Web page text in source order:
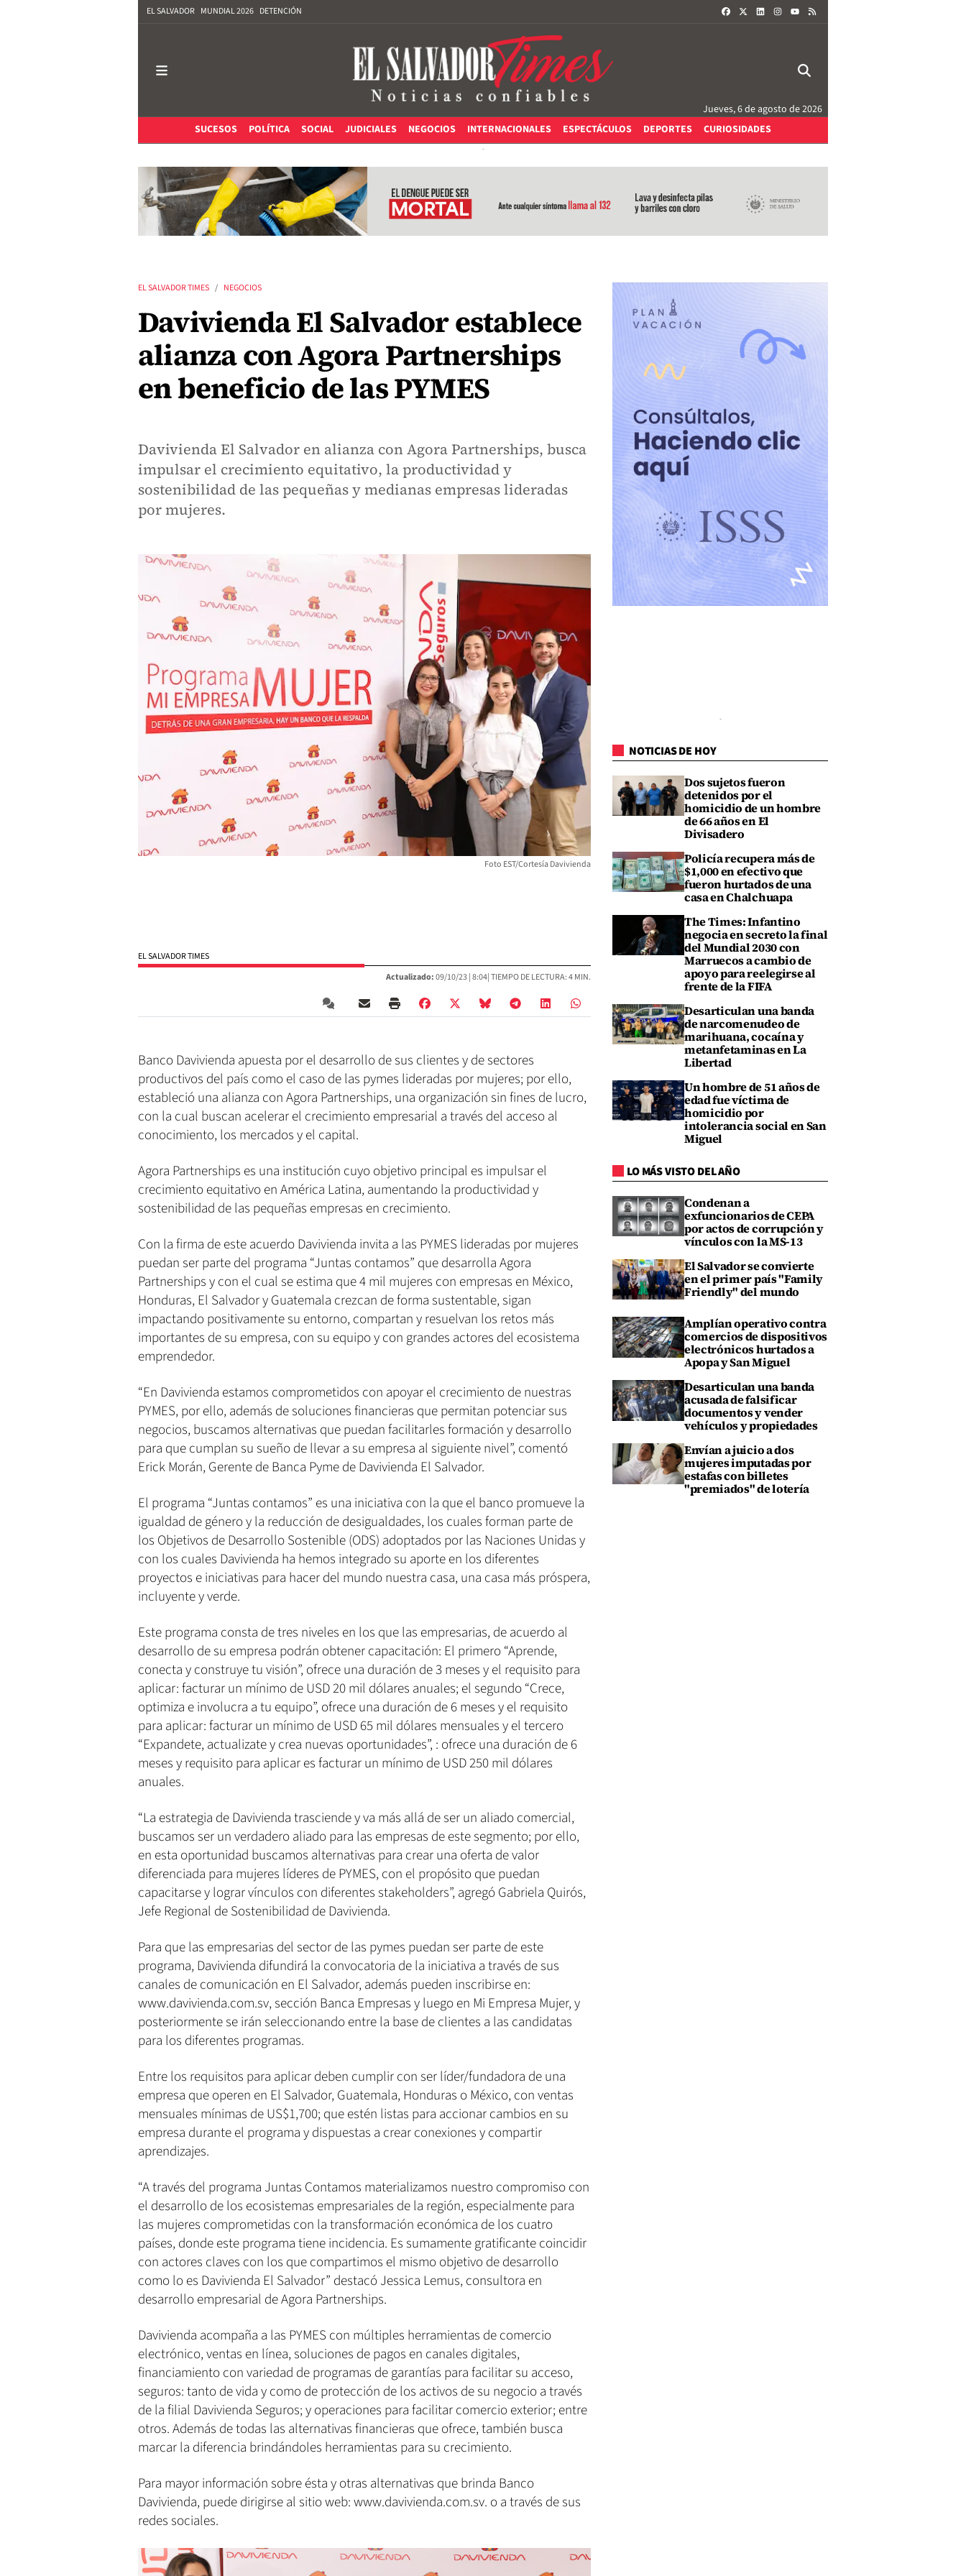
EL SALVADOR MUNDIAL 2026 DETENCIÓN FACEBOOKLINKEDININSTAGRAM
Jueves, 6 de agosto de 2026
SUCESOS
POLÍTICA SOCIAL JUDICIALES NEGOCIOS INTERNACIONALES ESPECTÁCULOS DEPORTES CURIOSIDADES
EL SALVADOR TIMES NEGOCIOS
Davivienda El Salvador establece
alianza con Agora Partnerships
en beneficio de las PYMES
Davivienda El Salvador en alianza con Agora Partnerships, busca
impulsar el crecimiento equitativo, la productividad y
sostenibilidad de las pequeñas y medianas empresas lideradas
por mujeres.
Foto EST/Cortesía Davivienda
EL SALVADOR TIMES
Actualizado:09/10/23 |8:04| TIEMPO DE LECTURA: 4 MIN.
Banco Davivienda apuesta por el desarrollo de sus clientes y de sectores
productivos del país como el caso de las pymes lideradas por mujeres; por ello,
estableció una alianza con Agora Partnerships, una organización sin fines de lucro,
con la cual buscan acelerar el crecimiento empresarial a través del acceso al
conocimiento, los mercados y el capital.
Agora Partnerships es una institución cuyo objetivo principal es impulsar el
crecimiento equitativo en América Latina, aumentando la productividad y
sostenibilidad de las pequeñas empresas en crecimiento.
Con la firma de este acuerdo Davivienda invita a las PYMES lideradas por mujeres
puedan ser parte del programa “Juntas contamos” que desarrolla Agora
Partnerships y con el cual se estima que 4 mil mujeres con empresas en México,
Honduras, El Salvador y Guatemala crezcan de forma sustentable, sigan
impactando positivamente su entorno, compartan y resuelvan los retos más
importantes de su empresa, con su equipo y con grandes actores del ecosistema
emprendedor.
“En Davivienda estamos comprometidos con apoyar el crecimiento de nuestras
PYMES, por ello, además de soluciones financieras que permitan potenciar sus
negocios, buscamos alternativas que puedan facilitarles formación y desarrollo
para que cumplan su sueño de llevar a su empresa al siguiente nivel”, comentó
Erick Morán, Gerente de Banca Pyme de Davivienda El Salvador.
El programa “Juntas contamos” es una iniciativa con la que el banco promueve la
igualdad de género y la reducción de desigualdades, los cuales forman parte de
los Objetivos de Desarrollo Sostenible (ODS) adoptados por las Naciones Unidas y
con los cuales Davivienda ha hemos integrado su aporte en los diferentes
proyectos e iniciativas para hacer del mundo nuestra casa, una casa más próspera,
incluyente y verde.
Este programa consta de tres niveles en los que las empresarias, de acuerdo al
desarrollo de su empresa podrán obtener capacitación: El primero “Aprende,
conecta y construye tu visión”, ofrece una duración de 3 meses y el requisito para
aplicar: facturar un mínimo de USD 20 mil dólares anuales; el segundo “Crece,
optimiza e involucra a tu equipo”, ofrece una duración de 6 meses y el requisito
para aplicar: facturar un mínimo de USD 65 mil dólares mensuales y el tercero
“Expandete, actualizate y crea nuevas oportunidades”, : ofrece una duración de 6
meses y requisito para aplicar es facturar un mínimo de USD 250 mil dólares
anuales.
“La estrategia de Davivienda trasciende y va más allá de ser un aliado comercial,
buscamos ser un verdadero aliado para las empresas de este segmento; por ello,
en esta oportunidad buscamos alternativas para crear una oferta de valor
diferenciada para mujeres líderes de PYMES, con el propósito que puedan
capacitarse y lograr vínculos con diferentes stakeholders”, agregó Gabriela Quirós,
Jefe Regional de Sostenibilidad de Davivienda.
Para que las empresarias del sector de las pymes puedan ser parte de este
programa, Davivienda difundirá la convocatoria de la iniciativa a través de sus
canales de comunicación en El Salvador, además pueden inscribirse en:
www.davivienda.com.sv, sección Banca Empresas y luego en Mi Empresa Mujer, y
posteriormente se irán seleccionando entre la base de clientes a las candidatas
para los diferentes programas.
Entre los requisitos para aplicar deben cumplir con ser líder/fundadora de una
empresa que operen en El Salvador, Guatemala, Honduras o México, con ventas
mensuales mínimas de US$1,700; que estén listas para accionar cambios en su
empresa durante el programa y dispuestas a crear conexiones y compartir
aprendizajes.
“A través del programa Juntas Contamos materializamos nuestro compromiso con
el desarrollo de los ecosistemas empresariales de la región, especialmente para
las mujeres comprometidas con la transformación económica de los cuatro
países, donde este programa tiene incidencia. Es sumamente gratificante coincidir
con actores claves con los que compartimos el mismo objetivo de desarrollo
como lo es Davivienda El Salvador” destacó Jessica Lemus, consultora en
desarrollo empresarial de Agora Partnerships.
Davivienda acompaña a las PYMES con múltiples herramientas de comercio
electrónico, ventas en línea, soluciones de pagos en canales digitales,
financiamiento con variedad de programas de garantías para facilitar su acceso,
seguros: tanto de vida y como de protección de los activos de su negocio a través
de la filial Davivienda Seguros; y operaciones para facilitar comercio exterior; entre
otros. Además de todas las alternativas financieras que ofrece, también busca
marcar la diferencia brindándoles herramientas para su crecimiento.
Para mayor información sobre ésta y otras alternativas que brinda Banco
Davivienda, puede dirigirse al sitio web: www.davivienda.com.sv. o a través de sus
redes sociales.
NOTICIAS DE HOY
Dos sujetos fueron
detenidos por el
homicidio de un hombre
de 66 años en El
Divisadero
Policía recupera más de
$1,000 en efectivo que
fueron hurtados de una
casa en Chalchuapa
The Times: Infantino
negocia en secreto la final
del Mundial 2030 con
Marruecos a cambio de
apoyo para reelegirse al
frente de la FIFA
Desarticulan una banda
de narcomenudeo de
marihuana, cocaína y
metanfetaminas en La
Libertad
Un hombre de 51 años de
edad fue víctima de
homicidio por
intolerancia social en San
Miguel
LO MÁS VISTO DEL AÑO
Condenan a
exfuncionarios de CEPA
por actos de corrupción y
vínculos con la MS-13
El Salvador se convierte
en el primer país "Family
Friendly" del mundo
Amplían operativo contra
comercios de dispositivos
electrónicos hurtados a
Apopa y San Miguel
Desarticulan una banda
acusada de falsificar
documentos y vender
vehículos y propiedades
Envían a juicio a dos
mujeres imputadas por
estafas con billetes
"premiados" de lotería